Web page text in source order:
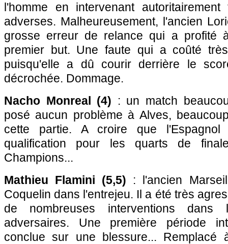
l'homme en intervenant
adverses. Malheureusement, l'ancien
grosse erreur de relance qui a profité
premier but. Une faute qui a coûté
puisqu'elle a dû courir derrière le
décrochée. Dommage.
Nacho Monreal (4) : un match
posé aucun problème à Alves,
cette partie. A croire que
qualification pour les quarts de
Champions...
Mathieu Flamini (5,5) : l'ancien
Coquelin dans l'entrejeu. Il a été très
de nombreuses interventions
adversaires. Une première période
conclue sur une blessure...